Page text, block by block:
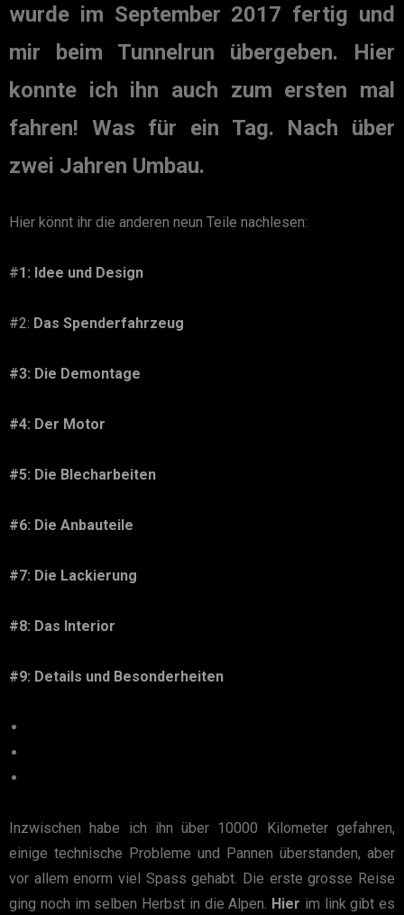
wurde im September 2017 fertig und
mir beim Tunnelrun übergeben. Hier
konnte ich ihn auch zum ersten mal
fahren! Was für ein Tag. Nach über
zwei Jahren Umbau.
Hier könnt ihr die anderen neun Teile nachlesen:
#1: Idee und Design
#2: Das Spenderfahrzeug
#3: Die Demontage
#4: Der Motor
#5: Die Blecharbeiten
#6: Die Anbauteile
#7: Die Lackierung
#8: Das Interior
#9: Details und Besonderheiten
Inzwischen habe ich ihn über 10000 Kilometer gefahren,
einige technische Probleme und Pannen überstanden, aber
vor allem enorm viel Spass gehabt. Die erste grosse Reise
ging noch im selben Herbst in die Alpen. Hier im link gibt es